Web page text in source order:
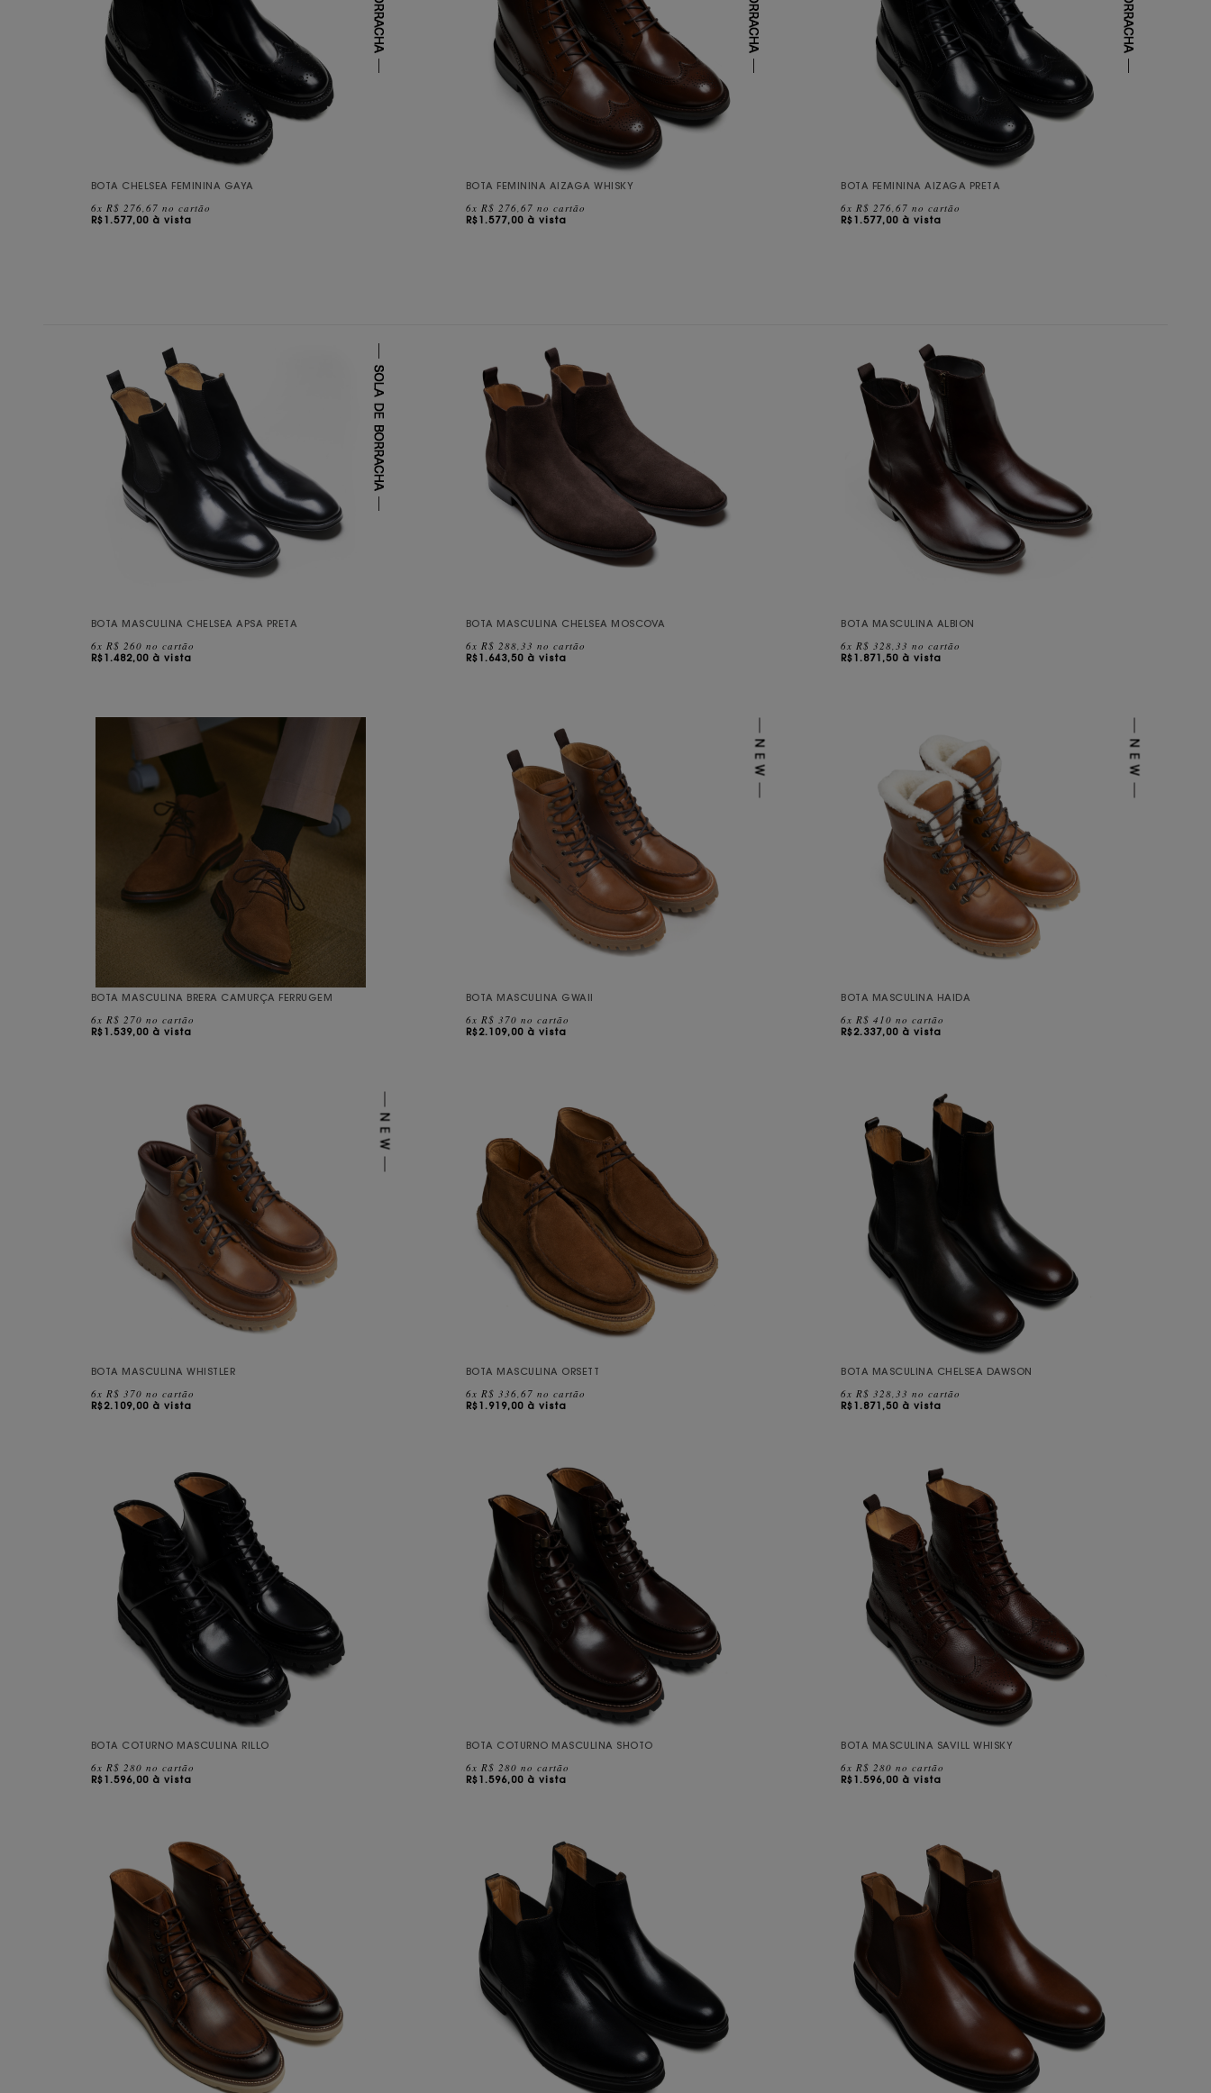
BOTA CHELSEA FEMININA GAYA
6x R$ 276,67 no cartão
R$ 1.577,00 à vista
BOTA FEMININA AIZAGA WHISKY
6x R$ 276,67 no cartão
R$ 1.577,00 à vista
BOTA FEMININA AIZAGA PRETA
6x R$ 276,67 no cartão
R$ 1.577,00 à vista
BOTA MASCULINA CHELSEA APSA PRETA
6x R$ 260 no cartão
R$ 1.482,00 à vista
BOTA MASCULINA CHELSEA MOSCOVA
6x R$ 288,33 no cartão
R$ 1.643,50 à vista
BOTA MASCULINA ALBION
6x R$ 328,33 no cartão
R$ 1.871,50 à vista
BOTA MASCULINA BRERA CAMURÇA FERRUGEM
6x R$ 270 no cartão
R$ 1.539,00 à vista
BOTA MASCULINA GWAII
6x R$ 370 no cartão
R$2.109,00 à vista
BOTA MASCULINA HAIDA
6x R$ 410 no cartão
R$2.337,00 à vista
BOTA MASCULINA WHISTLER
6x R$ 370 no cartão
R$2.109,00 à vista
BOTA MASCULINA ORSETT
6x R$ 336,67 no cartão
R$ 1.919,00 à vista
BOTA MASCULINA CHELSEA DAWSON
6x R$ 328,33 no cartão
R$ 1.871,50 à vista
BOTA COTURNO MASCULINA RILLO
6x R$ 280 no cartão
R$ 1.596,00 à vista
BOTA COTURNO MASCULINA SHOTO
6x R$ 280 no cartão
R$ 1.596,00 à vista
BOTA MASCULINA SAVILL WHISKY
6x R$ 280 no cartão
R$ 1.596,00 à vista